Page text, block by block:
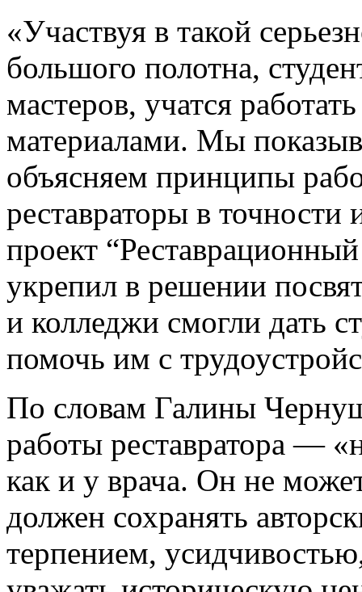
«Участвуя в такой
большого полотна,
мастеров, учатся
материалами. Мы
объясняем принципы
реставраторы в
проект
укрепил в решении
и колледжи смогли дать
помочь им с
По словам Галины
работы реставратора —
как и у врача. Он не
должен сохранять
терпением,